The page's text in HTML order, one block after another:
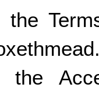
the
the